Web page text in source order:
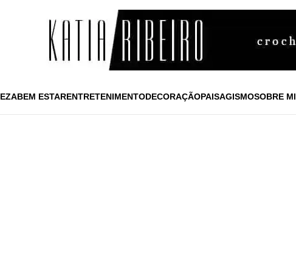
BEM ESTARENTRETENIMENTODECORAÇÃOPAISAGISMOSOBRE